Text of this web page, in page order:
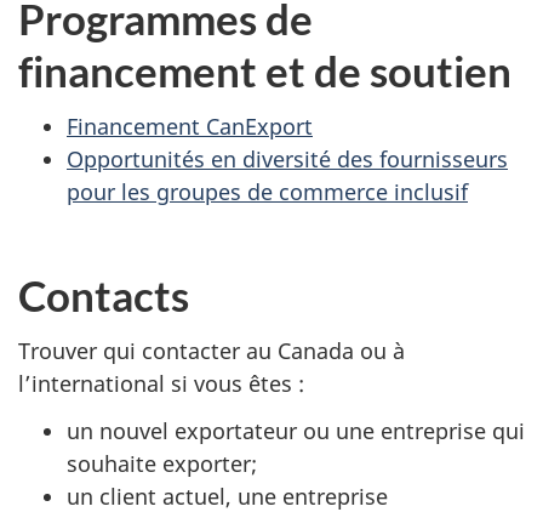
Programmes de
financement et de soutien
Financement CanExport
Opportunités en diversité des fournisseurs
pour les groupes de commerce inclusif
Contacts
Trouver qui contacter au Canada ou à
l’international si vous êtes :
un nouvel exportateur ou une entreprise qui
souhaite exporter;
un client actuel, une entreprise